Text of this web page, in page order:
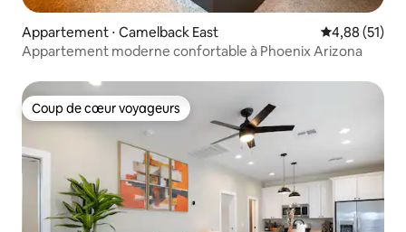
Appartement ⋅ Camelback East Évaluation
4,88 (51)
Appartement moderne confortable à Phoenix Arizona
Coup de cœur voyageurs
Coup de cœur voyageurs